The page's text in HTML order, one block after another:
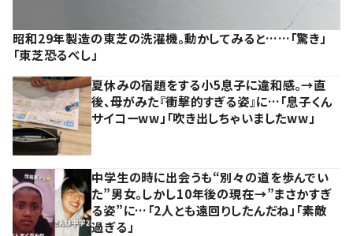
昭和29年製造の東芝の洗濯機。動かしてみると……「驚き」
「東芝恐るべし」
夏休みの宿題をする小5息子に違和感。→直
後、母がみた『衝撃的すぎる姿』に…「息子くん
サイコーww」「吹き出しちゃいましたww」
中学生の時に出会うも“別々の道を歩んでい
た”男女。しかし10年後の現在→”まさかすぎ
る姿”に…「2人とも遠回りしたんだね」「素敵
過ぎる」